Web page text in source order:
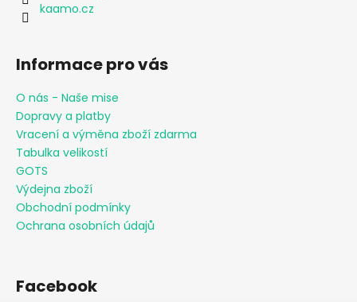
kaamo.cz
Informace pro vás
O nás - Naše mise
Dopravy a platby
Vracení a výměna zboží zdarma
Tabulka velikostí
GOTS
Výdejna zboží
Obchodní podmínky
Ochrana osobních údajů
Facebook